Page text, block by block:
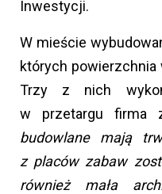
Inwestycji.
W mieście
których powierzchnia
Trzy z nich
w przetargu firma
budowlane mają
z placów zabaw
również mała